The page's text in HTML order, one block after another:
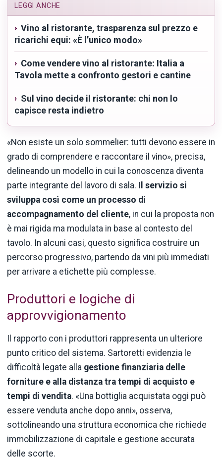
LEGGI ANCHE
Vino al ristorante, trasparenza sul prezzo e
ricarichi equi: «È l’unico modo»
Come vendere vino al ristorante: Italia a
Tavola mette a confronto gestori e cantine
Sul vino decide il ristorante: chi non lo
capisce resta indietro
«Non esiste un solo sommelier: tutti devono essere in
grado di comprendere e raccontare il vino», precisa,
delineando un modello in cui la conoscenza diventa
parte integrante del lavoro di sala. Il servizio si
sviluppa così come un processo di
accompagnamento del cliente, in cui la proposta non
è mai rigida ma modulata in base al contesto del
tavolo. In alcuni casi, questo significa costruire un
percorso progressivo, partendo da vini più immediati
per arrivare a etichette più complesse.
Produttori e logiche di
approvvigionamento
Il rapporto con i produttori rappresenta un ulteriore
punto critico del sistema. Sartoretti evidenzia le
difficoltà legate alla gestione finanziaria delle
forniture e alla distanza tra tempi di acquisto e
tempi di vendita. «Una bottiglia acquistata oggi può
essere venduta anche dopo anni», osserva,
sottolineando una struttura economica che richiede
immobilizzazione di capitale e gestione accurata
delle scorte.